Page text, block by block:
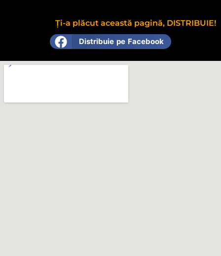
Ți-a plăcut această pagină, DISTRIBUIE!
Distribuie pe Facebook